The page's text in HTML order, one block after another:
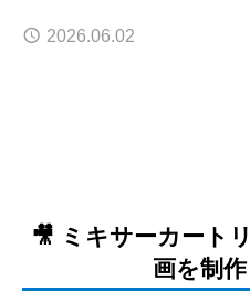
2026.06.02
🎥 ミキサーカート
画を制